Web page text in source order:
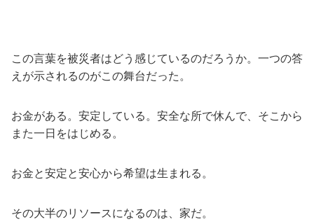
この言葉を被災者はどう感じているのだろうか。一つの答
えが示されるのがこの舞台だった。
お金がある。安定している。安全な所で休んで、そこから
また一日をはじめる。
お金と安定と安心から希望は生まれる。
その大半のリソースになるのは、家だ。